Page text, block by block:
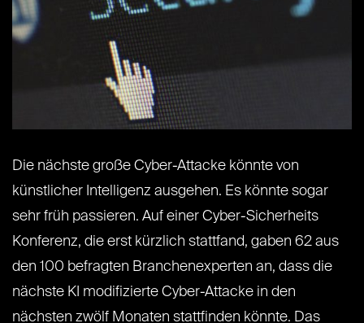
Die nächste große Cyber-Attacke könnte von
künstlicher Intelligenz ausgehen. Es könnte sogar
sehr früh passieren. Auf einer Cyber-Sicherheits
Konferenz, die erst kürzlich stattfand, gaben 62 aus
den 100 befragten Branchenexperten an, dass die
nächste KI modifizierte Cyber-Attacke in den
nächsten zwölf Monaten stattfinden könnte. Das